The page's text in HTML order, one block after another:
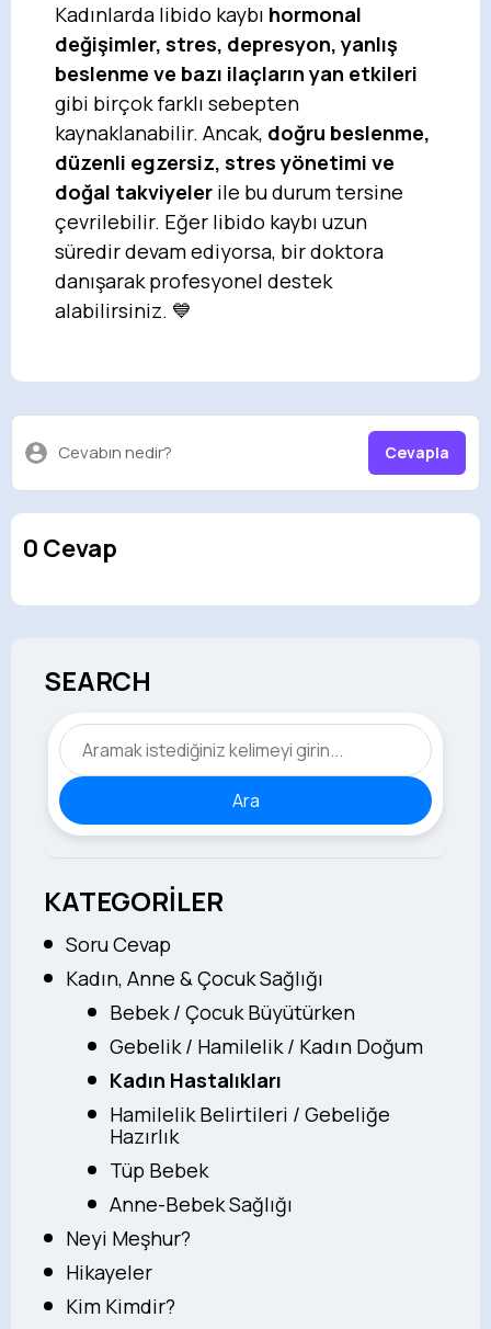
Kadınlarda libido kaybı hormonal
değişimler, stres, depresyon, yanlış
beslenme ve bazı ilaçların yan etkileri
gibi birçok farklı sebepten
kaynaklanabilir. Ancak, doğru beslenme,
düzenli egzersiz, stres yönetimi ve
doğal takviyeler ile bu durum tersine
çevrilebilir. Eğer libido kaybı uzun
süredir devam ediyorsa, bir doktora
danışarak profesyonel destek
alabilirsiniz. 💙
Cevabın nedir? Cevapla
0 Cevap
SEARCH
Ara
KATEGORİLER
Soru Cevap
Kadın, Anne & Çocuk Sağlığı
Bebek / Çocuk Büyütürken
Gebelik / Hamilelik / Kadın Doğum
Kadın Hastalıkları
Hamilelik Belirtileri / Gebeliğe
Hazırlık
Tüp Bebek
Anne-Bebek Sağlığı
Neyi Meşhur?
Hikayeler
Kim Kimdir?